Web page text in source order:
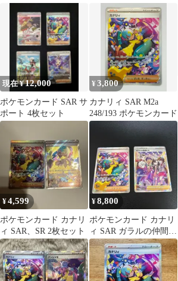
MEGAドリームex キラ
現在 ¥12,000
ポケモンカード SAR サ
ポート 4枚セット
¥3,800
カナリィ SAR M2a
248/193 ポケモンカード
¥4,599
ポケモンカード カナリ
ィ SAR、SR 2枚セット
¥8,800
ポケモンカード カナリ
ィ SAR ガラルの仲間た
ち SR 2枚セット